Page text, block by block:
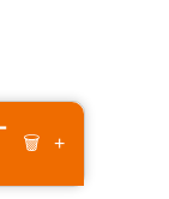
🗑 +